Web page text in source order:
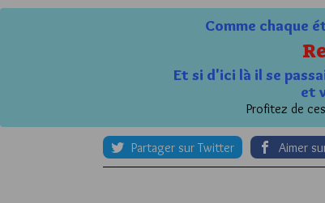
Comme chaque
Et si d'ici là il se
et
Profitez de
Partager sur Twitter Aimer